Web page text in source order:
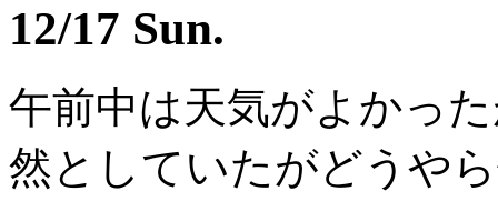
12/17 Sun.
午前中は天気がよかっ
然としていたがどうや